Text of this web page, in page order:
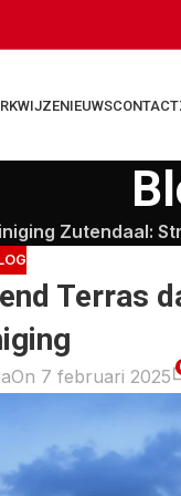
NIEUWSCONTACT
Zutendaal:
Terras
On 7 februari 2025